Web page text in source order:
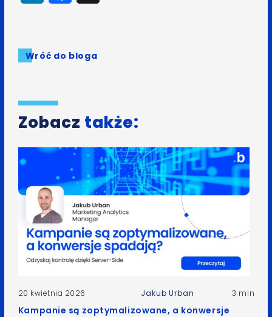
Wróć do bloga
Zobacz także:
20 kwietnia 2026 Jakub Urban 3 min
Kampanie są zoptymalizowane, a konwersje